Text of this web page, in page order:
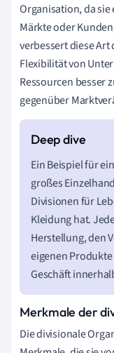
Organisation, da
Märkte oder
verbessert diese
Flexibilität von
Ressourcen besser
gegenüber
Ein Beispiel für
großes
Divisionen für
Kleidung hat.
Herstellung, den
eigenen
Geschäft
Merkmale der
Die divisionale